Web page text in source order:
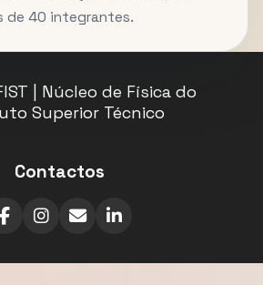
de 40 integrantes.
| Núcleo de Física do
Superior Técnico
Contactos